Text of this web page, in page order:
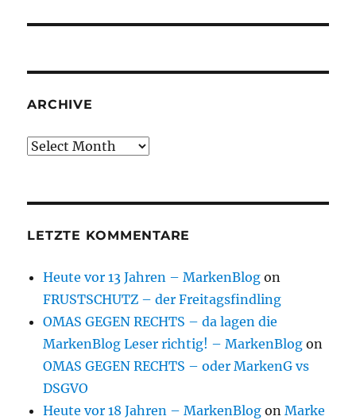
ARCHIVE
Archive
LETZTE KOMMENTARE
Heute vor 13 Jahren – MarkenBlog on
FRUSTSCHUTZ – der Freitagsfindling
OMAS GEGEN RECHTS – da lagen die
MarkenBlog Leser richtig! – MarkenBlog on
OMAS GEGEN RECHTS – oder MarkenG vs
DSGVO
Heute vor 18 Jahren – MarkenBlog onMarke